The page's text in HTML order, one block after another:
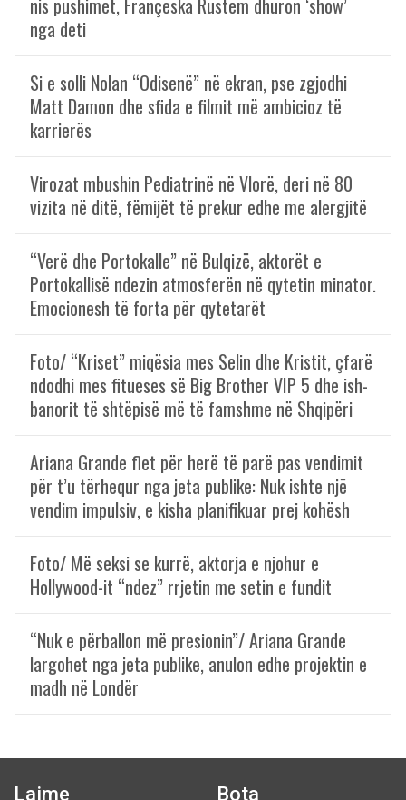
nis pushimet, Françeska Rustem dhuron ‘show’
nga deti
Si e solli Nolan “Odisenë” në ekran, pse zgjodhi
Matt Damon dhe sfida e filmit më ambicioz të
karrierës
Virozat mbushin Pediatrinë në Vlorë, deri në 80
vizita në ditë, fëmijët të prekur edhe me alergjitë
“Verë dhe Portokalle” në Bulqizë, aktorët e
Portokallisë ndezin atmosferën në qytetin minator.
Emocionesh të forta për qytetarët
Foto/ “Kriset” miqësia mes Selin dhe Kristit, çfarë
ndodhi mes fitueses së Big Brother VIP 5 dhe ish-
banorit të shtëpisë më të famshme në Shqipëri
Ariana Grande flet për herë të parë pas vendimit
për t’u tërhequr nga jeta publike: Nuk ishte një
vendim impulsiv, e kisha planifikuar prej kohësh
Foto/ Më seksi se kurrë, aktorja e njohur e
Hollywood-it “ndez” rrjetin me setin e fundit
“Nuk e përballon më presionin”/ Ariana Grande
largohet nga jeta publike, anulon edhe projektin e
madh në Londër
Lajme Bota